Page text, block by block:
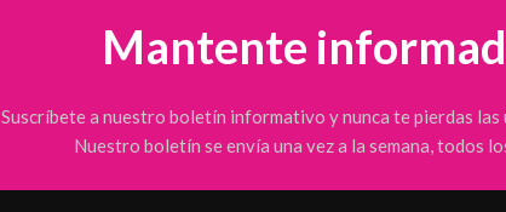
Mantente
Suscríbete a nuestro boletín informativo y nunca te pierdas las
Nuestro boletín se envía una vez a la semana, todos